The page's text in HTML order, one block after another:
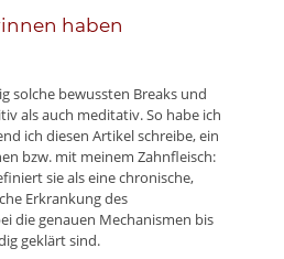
haben
solche bewussten Breaks und
als auch meditativ. So habe ich
ich diesen Artikel schreibe, ein
bzw. mit meinem Zahnfleisch:
sie als eine chronische,
Erkrankung des
die genauen Mechanismen bis
geklärt sind.